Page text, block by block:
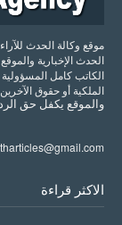
الحدث الإخبارية
الكاتب كامل المسؤولية
الملكية أو حقوق
والموقع يكفل حق
الاكثر قراءة